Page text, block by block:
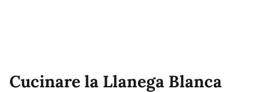
Cucinare la Llanega Blanca